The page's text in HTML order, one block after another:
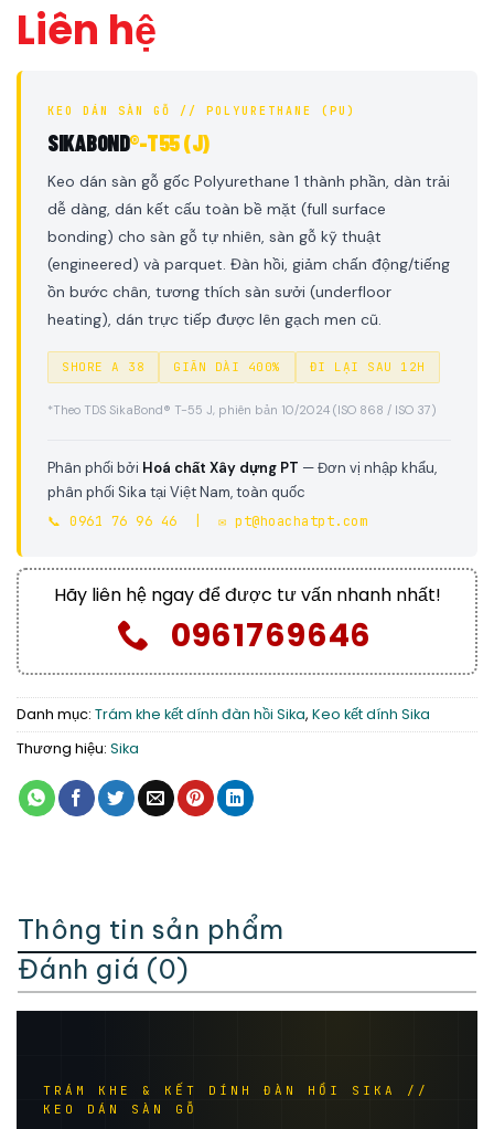
Liên hệ
KEO DÁN SÀN GỖ // POLYURETHANE (PU)
SIKABOND®-T55 (J)
Keo dán sàn gỗ gốc Polyurethane 1 thành phần, dàn trải
dễ dàng, dán kết cấu toàn bề mặt (full surface
bonding) cho sàn gỗ tự nhiên, sàn gỗ kỹ thuật
(engineered) và parquet. Đàn hồi, giảm chấn động/tiếng
ồn bước chân, tương thích sàn sưởi (underfloor
heating), dán trực tiếp được lên gạch men cũ.
SHORE A 38 GIÃN DÀI 400% ĐI LẠI SAU 12H
*Theo TDS SikaBond® T-55 J, phiên bản 10/2024 (ISO 868 / ISO 37)
Phân phối bởi Hoá chất Xây dựng PT — Đơn vị nhập khẩu,
phân phối Sika tại Việt Nam, toàn quốc
📞 0961 76 96 46 | ✉️ pt@hoachatpt.com
Hãy liên hệ ngay để được tư vấn nhanh nhất!
0961769646
Danh mục: Trám khe kết dính đàn hồi Sika, Keo kết dính Sika
Thương hiệu: Sika
Thông tin sản phẩm
Đánh giá (0)
TRÁM KHE & KẾT DÍNH ĐÀN HỒI SIKA //
KEO DÁN SÀN GỖ